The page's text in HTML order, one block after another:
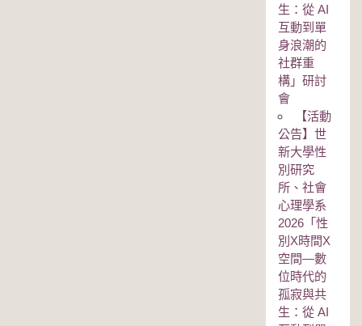
生：從 AI
互動到單
身浪潮的
社群重
構」研討
會
【活動
公告】世
新大學性
別研究
所、社會
心理學系
2026「性
別Χ時間Χ
空間—數
位時代的
孤寂與共
生：從 AI